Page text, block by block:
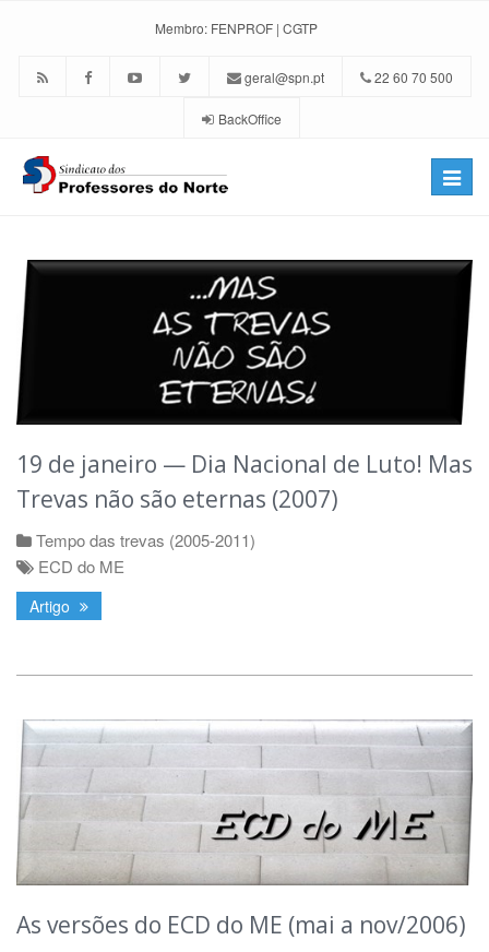
Membro: FENPROF | CGTP
geral@spn.pt 22 60 70 500
BackOffice
Toggle
19 de janeiro — Dia Nacional de Luto! Mas
Trevas não são eternas (2007)
Tempo das trevas (2005-2011)
ECD do ME
Artigo
As versões do ECD do ME (mai a nov/2006)